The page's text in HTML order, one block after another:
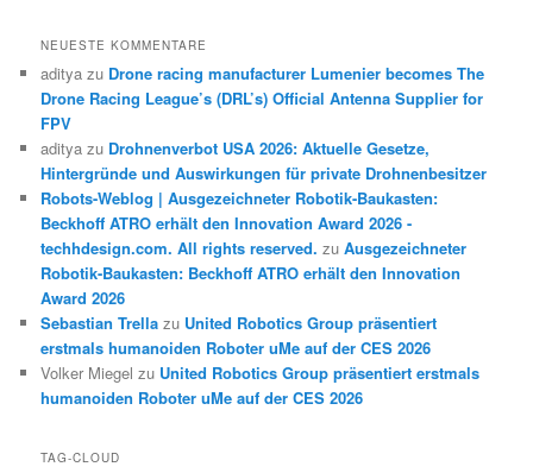
NEUESTE KOMMENTARE
aditya zu Drone racing manufacturer Lumenier becomes The
Drone Racing League’s (DRL’s) Official Antenna Supplier for
FPV
aditya zu Drohnenverbot USA 2026: Aktuelle Gesetze,
Hintergründe und Auswirkungen für private Drohnenbesitzer
Robots-Weblog | Ausgezeichneter Robotik-Baukasten:
Beckhoff ATRO erhält den Innovation Award 2026 -
techhdesign.com. All rights reserved. zuAusgezeichneter
Robotik-Baukasten: Beckhoff ATRO erhält den Innovation
Award 2026
Sebastian Trella zu United Robotics Group präsentiert
erstmals humanoiden Roboter uMe auf der CES 2026
Volker Miegel zu United Robotics Group präsentiert erstmals
humanoiden Roboter uMe auf der CES 2026
TAG-CLOUD